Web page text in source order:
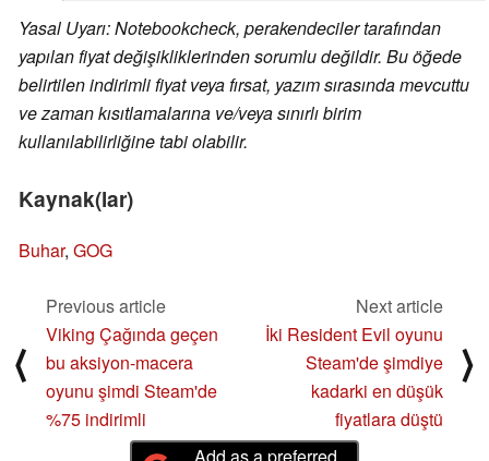
Yasal Uyarı: Notebookcheck, perakendeciler tarafından
yapılan fiyat değişikliklerinden sorumlu değildir. Bu öğede
belirtilen indirimli fiyat veya fırsat, yazım sırasında mevcuttu
ve zaman kısıtlamalarına ve/veya sınırlı birim
kullanılabilirliğine tabi olabilir.
Kaynak(lar)
Buhar, GOG
⟨
Previous article
Viking Çağında geçen
bu aksiyon-macera
oyunu şimdi Steam'de
%75 indirimli
Next article
İki Resident Evil oyunu
Steam'de şimdiye
kadarki en düşük
fiyatlara düştü
⟩
Add as a preferred